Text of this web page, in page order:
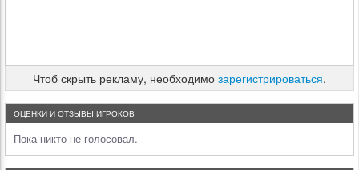
Чтоб скрыть рекламу, необходимо зарегистрироваться.
ОЦЕНКИ И ОТЗЫВЫ ИГРОКОВ
Пока никто не голосовал.